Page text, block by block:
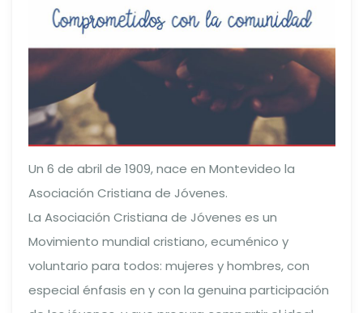
Un 6 de abril de 1909, nace en Montevideo la
Asociación Cristiana de Jóvenes.
La Asociación Cristiana de Jóvenes es un
Movimiento mundial cristiano, ecuménico y
voluntario para todos: mujeres y hombres, con
especial énfasis en y con la genuina participación